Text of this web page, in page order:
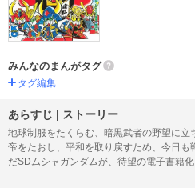
みんなのまんがタグ
タグ編集
あらすじ | ストーリー
地球制服をたくらむ、暗黒武者の野望に
帝をたおし、平和を取り戻すため、今日
だSDムシャガンダムが、待望の電子書籍化